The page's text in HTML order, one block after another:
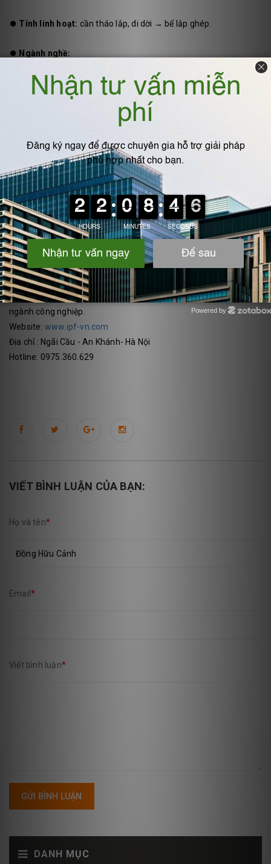
DANH MỤC
⏺️ Tính linh hoạt: cần tháo lắp, di dời → bể lắp ghép.
⏺️ Ngành nghề:
✅Xi mạ, hóa chất → bể tròn hoặc vuông có gia cố.
✅Dệt nhuộm, thực phẩm → bể vuông hoặc lắp ghép.
✅Xử lý nước thải → cả 3 loại, tùy công suất và không gian.
6. Kết luận
Bể nhựa PVC tròn, vuông, lắp ghépđều có những ưu thế riêng,
phù hợp với từng điều kiện nhà máy. Việc lựa chọn đúng loại bể
giúp tối ưu diện tích, chi phí và đảm bảo hiệu quả lưu trữ, xử lý
hóa chất, nước thải công nghiệp.
📞Liên hệ IPF Việt Nam để được tư vấn và gia công bể nhựa
PVC theo yêu cầu – thiết kế chuẩn kỹ thuật, tối ưu cho từng
ngành công nghiệp.
Website: www.ipf-vn.com
Địa chỉ : Ngãi Cầu - An Khánh- Hà Nội
Hotline: 0975.360.629
VIẾT BÌNH LUẬN CỦA BẠN:
Họ và tên*
Email *
Viết bình luận*
GỬI BÌNH LUẬN
Powered by